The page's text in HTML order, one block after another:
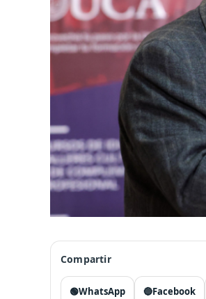
Compartir
🟢WhatsApp 🔵Facebook